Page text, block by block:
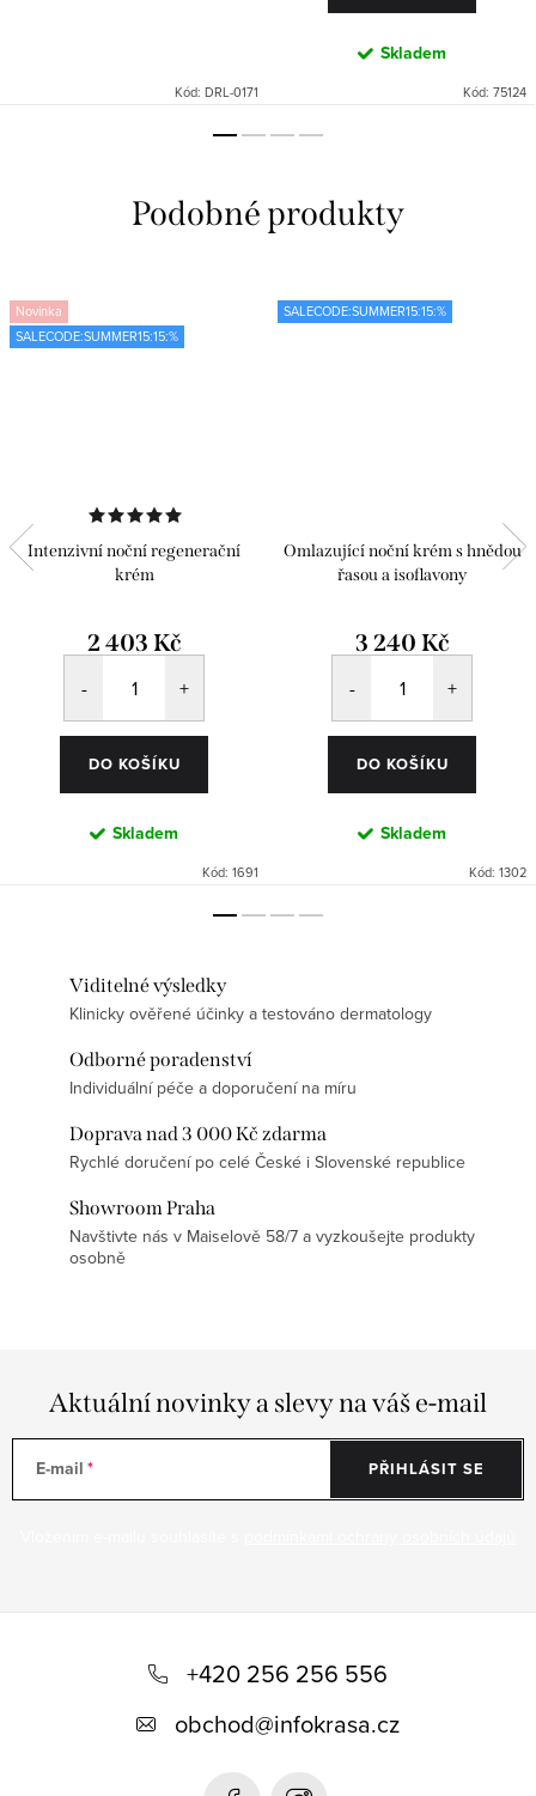
Kód: DRL-0171
Skladem
Kód: 75124
Novinka
SALECODE:SUMMER15:15:%
Intenzivní noční regenerační
krém
2 403 Kč
DO KOŠÍKU
Skladem
Kód: 1691
SALECODE:SUMMER15:15:%
Omlazující noční krém s hnědou
řasou a isoflavony
3 240 Kč
DO KOŠÍKU
Skladem
Kód: 1302
Viditelné výsledky
Klinicky ověřené účinky a testováno dermatology
Odborné poradenství
Individuální péče a doporučení na míru
Doprava nad 3 000 Kč zdarma
Rychlé doručení po celé České i Slovenské republice
Showroom Praha
Navštivte nás v Maiselově 58/7 a vyzkoušejte produkty
osobně
Aktuální novinky a slevy na váš e-mail
E-mail PŘIHLÁSIT SE
+420 256 256 556
obchod@infokrasa.cz